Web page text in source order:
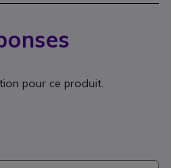
pour ce produit.